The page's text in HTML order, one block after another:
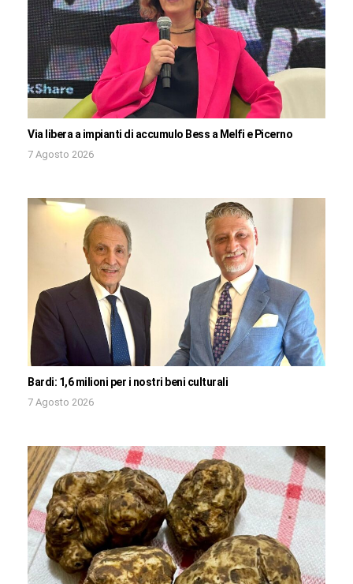
Via libera a impianti di accumulo Bess a Melfi e Picerno
7 Agosto 2026
Bardi: 1,6 milioni per i nostri beni culturali
7 Agosto 2026